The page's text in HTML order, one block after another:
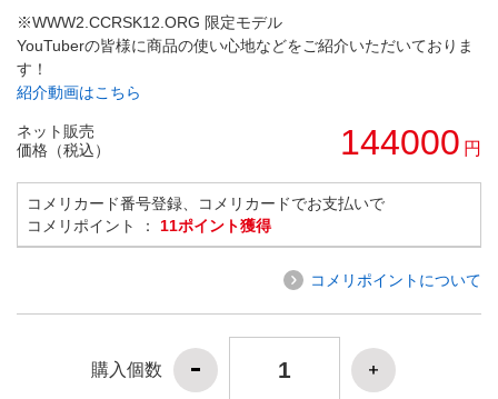
※WWW2.CCRSK12.ORG 限定モデル
YouTuberの皆様に商品の使い心地などをご紹介いただいておりま
す！
紹介動画はこちら
ネット販売
価格（税込）
144000 円
コメリカード番号登録、コメリカードでお支払いで
コメリポイント ： 11ポイント獲得
コメリポイントについて
購入個数